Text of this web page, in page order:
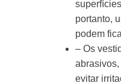
portanto,
podem
– Os
evitar